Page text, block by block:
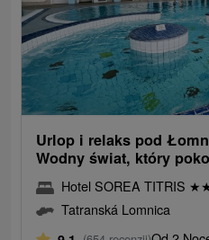
Urlop i relaks pod
Wodny świat, który
Hotel SOREA TITRIS ★
Tatranská Lomnica